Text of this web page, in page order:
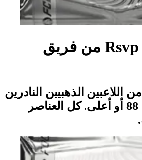
اختيار لاعب Rsvp من فريق
تتضمن اختيار 1 من اللاعبين الذهبيين النادرين
(1 من 3)، بتقييم 88 أو أعلى. كل العناصر